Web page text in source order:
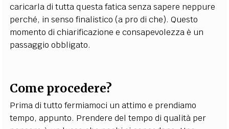
caricarla di tutta questa fatica senza sapere neppure
perché, in senso finalistico (a pro di che). Questo
momento di chiarificazione e consapevolezza è un
passaggio obbligato.
Come procedere?
Prima di tutto fermiamoci un attimo e prendiamo
tempo, appunto. Prendere del tempo di qualità per